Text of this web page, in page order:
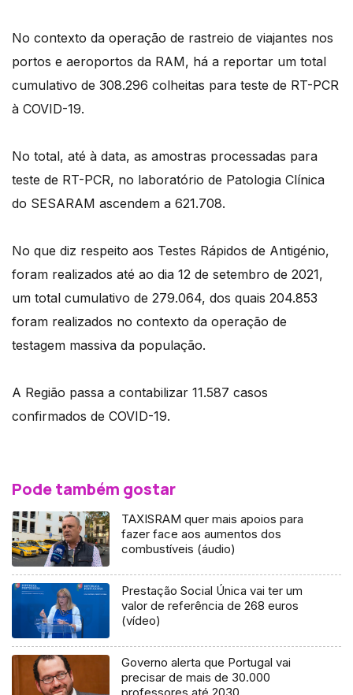
No contexto da operação de rastreio de viajantes nos
portos e aeroportos da RAM, há a reportar um total
cumulativo de 308.296 colheitas para teste de RT-PCR
à COVID-19.
No total, até à data, as amostras processadas para
teste de RT-PCR, no laboratório de Patologia Clínica
do SESARAM ascendem a 621.708.
No que diz respeito aos Testes Rápidos de Antigénio,
foram realizados até ao dia 12 de setembro de 2021,
um total cumulativo de 279.064, dos quais 204.853
foram realizados no contexto da operação de
testagem massiva da população.
A Região passa a contabilizar 11.587 casos
confirmados de COVID-19.
Pode também gostar
TAXISRAM quer mais apoios para
fazer face aos aumentos dos
combustíveis (áudio)
Prestação Social Única vai ter um
valor de referência de 268 euros
(vídeo)
Governo alerta que Portugal vai
precisar de mais de 30.000